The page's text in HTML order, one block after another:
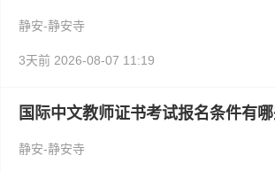
静安-静安寺
3天前 2026-08-07 11:19
国际中文教师证书考试报名条件有
静安-静安寺